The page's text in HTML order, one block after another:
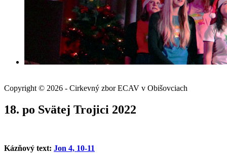
Copyright © 2026 - Cirkevný zbor ECAV v Obišovciach
18. po Svätej Trojici 2022
Kázňový text: Jon 4, 10-11